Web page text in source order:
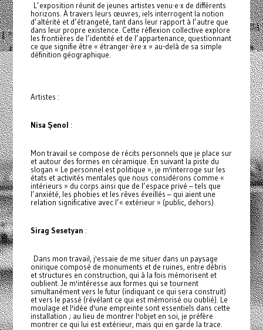
L’exposition réunit de jeunes artistes venu·e·x de différents
horizons. À travers leurs œuvres, iels interrogent la notion
d’altérité et d’étrangeté, tant dans leur rapport à l’autre que
dans leur propre existence. Cette réflexion collective explore
les frontières de l’identité et de l’appartenance, questionnant
ce que signifie être « étranger·ère·x » au-delà de sa simple
définition géographique.
Artistes :
Nisa Şenol :
Mon travail se compose de récits personnels que je place sur
et autour des formes en céramique. En suivant la piste du
slogan « Le personnel est politique », je m'interroge sur les
états et activités mentales que nous considérons comme «
intérieurs » du corps ainsi que de l’espace privé – tels que
l’anxiété, les phobies et les rêves éveillés – qui aient une
relation significative avec l’« extérieur » (public, dehors).
Sirag Sesetyan :
Dans mon travail, j'essaie de me situer dans un paysage
onirique composé de monuments et de ruines, entre débris
et structures en construction, qui à la fois mémorisent et
oublient. Je m'intéresse aux formes qui se tournent
simultanément vers le futur (indiquant ce qui sera construit)
et vers le passé (révélant ce qui est mémorisé ou oublié). Le
moulage et l'idée d'une empreinte sont essentiels dans cette
installation ; au lieu de montrer l'objet en soi, je préfère
montrer ce qui lui est extérieur, mais qui en garde la trace.